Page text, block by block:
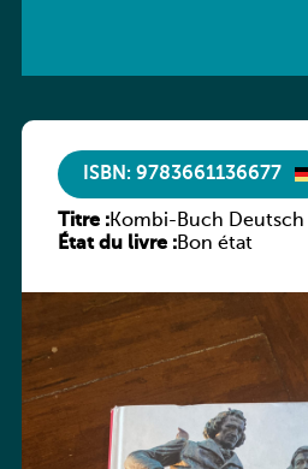
ISBN: 9783661136677
Titre :Kombi-Buch Deutsch
Luxemburg)
État du livre :Bon état